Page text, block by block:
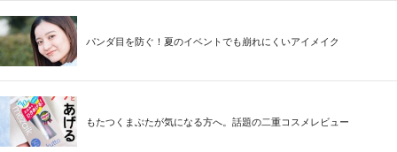
パンダ目を防ぐ！夏のイベントでも崩れにくいアイメイク
もたつくまぶたが気になる方へ。話題の二重コスメレビュー